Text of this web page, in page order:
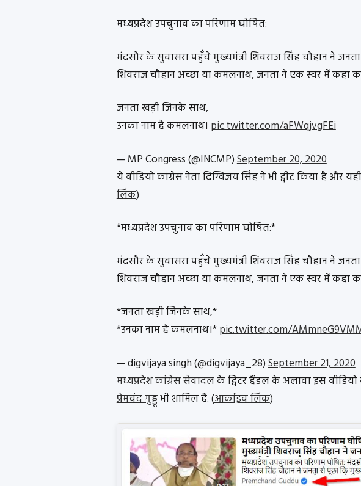
मध्यप्रदेश उपचुनाव का परिणाम घोषित:
मंदसौर के सुवासरा पहुँचे मुख्यमंत्री शिवराज सिंह चौहान ने
शिवराज चौहान अच्छा या कमलनाथ, जनता ने एक स्वर में कहा
जनता खड़ी जिनके साथ,
उनका नाम है कमलनाथ। pic.twitter.com/aFWqjvgFEi
— MP Congress (@INCMP)September 20, 2020
ये वीडियो कांग्रेस नेता दिग्विजय सिंह ने भी ट्वीट किया है और
लिंक)
*मध्यप्रदेश उपचुनाव का परिणाम घोषित:*
मंदसौर के सुवासरा पहुँचे मुख्यमंत्री शिवराज सिंह चौहान ने
शिवराज चौहान अच्छा या कमलनाथ, जनता ने एक स्वर में कहा
*जनता खड़ी जिनके साथ,*
*उनका नाम है कमलनाथ।*pic.twitter.com/
— digvijaya singh (@digvijaya_28)September 21, 2020
मध्यप्रदेश कांग्रेस सेवादलके ट्विटर हैंडल के अलावा इस
प्रेमचंद गुड्डूभी शामिल हैं. (आर्काइव लिंक)